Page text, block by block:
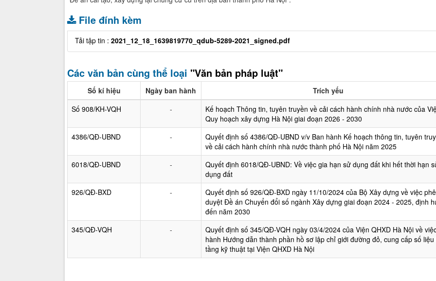
File đính kèm
Tải tập tin : 2021_12_18_1639819770_qdub-5289-2021_signed.pdf
Các văn bản cùng thể loại "Văn bản pháp luật"
Số kí hiệu Ngày ban hành
Trích yếu
Số 908/KH-VQH
-
Kế hoạch Thông tin, tuyên truyền về cải cách hành chính nhà nước của
Quy hoạch xây dựng Hà Nội giai đoạn 2026 - 2030
4386/QĐ-UBND
-
Quyết định số 4386/QĐ-UBND v/v Ban hành Kế hoạch thông tin, tuyên
về cải cách hành chính nhà nước thành phố Hà Nội năm 2025
6018/QĐ-UBND
-
Quyết định 6018/QĐ-UBND: Về việc gia hạn sử dụng đất khi hết thời hạn
dụng đất
926/QĐ-BXD
-
Quyết định số 926/QĐ-BXD ngày 11/10/2024 của Bộ Xây dựng về việc phê
duyệt Đề án Chuyển đổi số ngành Xây dựng giai đoạn 2024 - 2025, định
đến năm 2030
345/QĐ-VQH
-
Quyết định số 345/QĐ-VQH ngày 03/4/2024 của Viện QHXD Hà Nội về
hành Hướng dẫn thành phần hồ sơ lập chỉ giới đường đỏ, cung cấp số liệu
tầng kỹ thuật tại Viện QHXD Hà Nội